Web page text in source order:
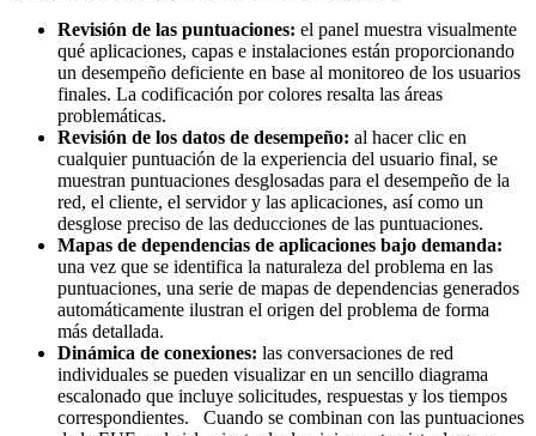
Revisión de las puntuaciones: el panel muestra visualmente
qué aplicaciones, capas e instalaciones están proporcionando
un desempeño deficiente en base al monitoreo de los usuarios
finales. La codificación por colores resalta las áreas
problemáticas.
Revisión de los datos de desempeño: al hacer clic en
cualquier puntuación de la experiencia del usuario final, se
muestran puntuaciones desglosadas para el desempeño de la
red, el cliente, el servidor y las aplicaciones, así como un
desglose preciso de las deducciones de las puntuaciones.
Mapas de dependencias de aplicaciones bajo demanda:
una vez que se identifica la naturaleza del problema en las
puntuaciones, una serie de mapas de dependencias generados
automáticamente ilustran el origen del problema de forma
más detallada.
Dinámica de conexiones: las conversaciones de red
individuales se pueden visualizar en un sencillo diagrama
escalonado que incluye solicitudes, respuestas y los tiempos
correspondientes. Cuando se combinan con las puntuaciones